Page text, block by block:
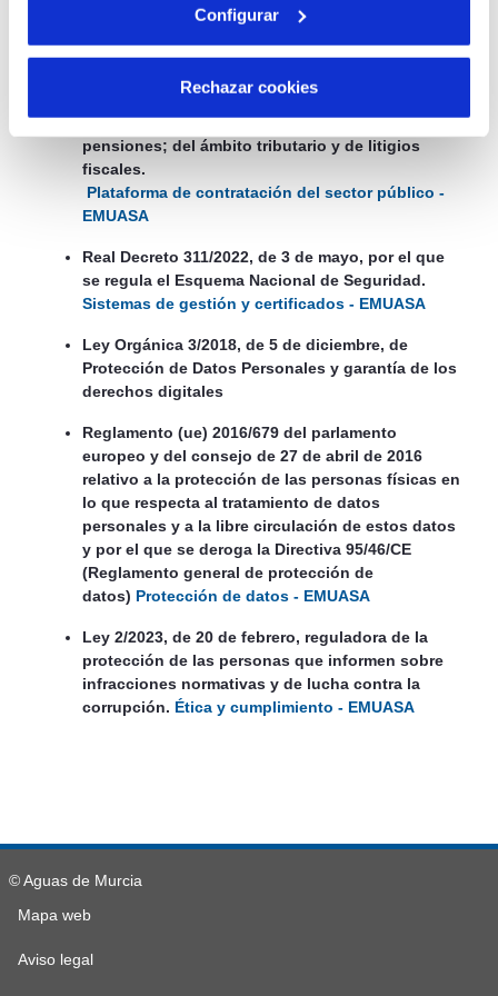
Configurar
Rechazar cookies
Real Decreto-Ley- 3/2020, de 4 de febrero, de
medidas urgentes por el que se incorporan al
contratación pública en determinados sectores;
de seguros privados; de planes y fondos de
pensiones; del ámbito tributario y de litigios
fiscales.
Plataforma de contratación del sector público -
EMUASA
Real Decreto 311/2022, de 3 de mayo, por el que
se regula el Esquema Nacional de Seguridad.
Sistemas de gestión y certificados - EMUASA
Ley Orgánica 3/2018, de 5 de diciembre, de
Protección de Datos Personales y garantía de los
derechos digitales
Reglamento (ue) 2016/679 del parlamento
europeo y del consejo de 27 de abril de 2016
relativo a la protección de las personas físicas en
lo que respecta al tratamiento de datos
personales y a la libre circulación de estos datos
y por el que se deroga la Directiva 95/46/CE
(Reglamento general de protección de
datos) Protección de datos - EMUASA
Ley 2/2023, de 20 de febrero, reguladora de la
protección de las personas que informen sobre
infracciones normativas y de lucha contra la
corrupción. Ética y cumplimiento - EMUASA
© Aguas de Murcia
Mapa web
Aviso legal